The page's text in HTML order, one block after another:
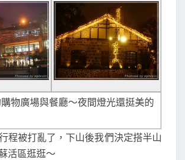
物廣場與餐廳～夜間燈光還挺美的
程被打亂了，下山後我們決定搭半山
活區逛逛～